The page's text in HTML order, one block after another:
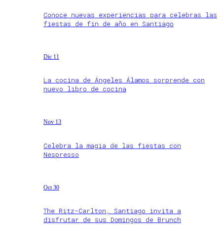
Conoce nuevas experiencias para celebras las
fiestas de fin de año en Santiago
Dic 11
La cocina de Ángeles Álamos sorprende con
nuevo libro de cocina
Nov 13
Celebra la magia de las fiestas con
Nespresso
Oct 30
The Ritz-Carlton, Santiago invita a
disfrutar de sus Domingos de Brunch